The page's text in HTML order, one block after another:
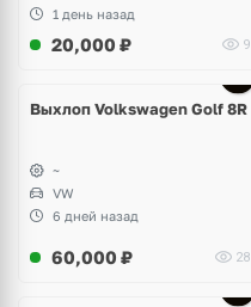
1 день назад
20,000 ₽ 9
Выхлоп Volkswagen Golf 8R
~
VW
6 дней назад
60,000 ₽ 28